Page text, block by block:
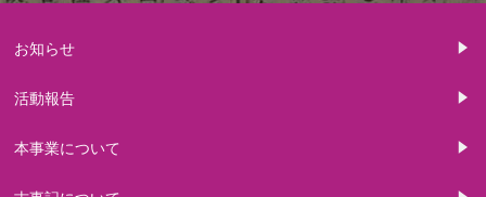
お知らせ
活動報告
本事業について